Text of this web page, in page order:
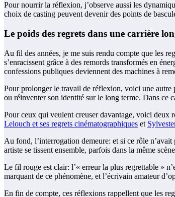
Pour nourrir la réflexion, j’observe aussi les
choix de casting peuvent devenir des points de
Le poids des regrets dans une carrière
Au fil des années, je me suis rendu compte que les
s’enracissent grâce à des remords transformés en
confessions publiques deviennent des machines à
Pour prolonger le travail de réflexion, voici une autre
ou réinventer son identité sur le long terme. Dans ce
Pour ceux qui veulent creuser davantage, voici deux
Lelouch et ses regrets cinématographiques et
Au fond, l’interrogation demeure: et si ce rôle
artiste se tissent ensemble, parfois dans la même
Le fil rouge est clair: l’« erreur la plus regrettable »
marquant de ce phénomène, et l’écrivain amateur
En fin de compte, ces réflexions rappellent que les